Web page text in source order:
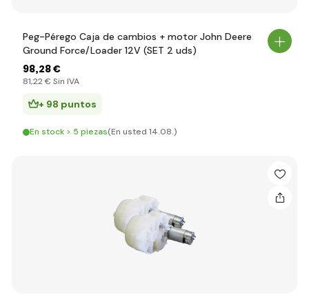
Peg-Pérego Caja de cambios + motor John Deere
Ground Force/Loader 12V (SET 2 uds)
98,28 €
81,22 € Sin IVA
+ 98 puntos
En stock > 5 piezas(En usted 14.08.)